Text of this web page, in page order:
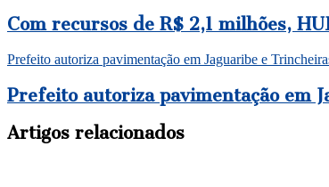
Com recursos de R$ 2,1 milhões,
Prefeito autoriza pavimentação em Jaguaribe e
Prefeito autoriza pavimentação em
Artigos relacionados